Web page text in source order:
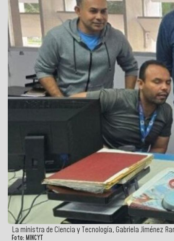
La ministra de Ciencia y Tecnología, Gabriela Jiménez
Foto: MINCYT